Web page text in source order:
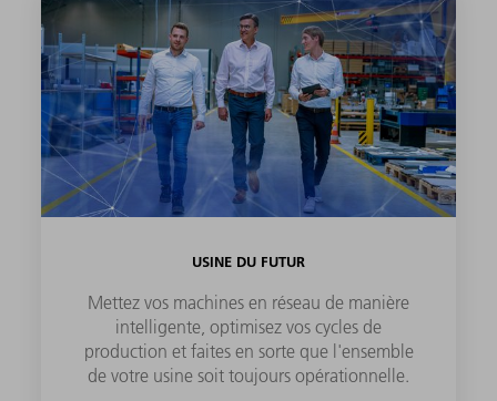
USINE DU FUTUR
Mettez vos machines en réseau de manière
intelligente, optimisez vos cycles de
production et faites en sorte que l'ensemble
de votre usine soit toujours opérationnelle.